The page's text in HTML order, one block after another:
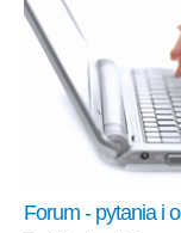
Forum - pytania i